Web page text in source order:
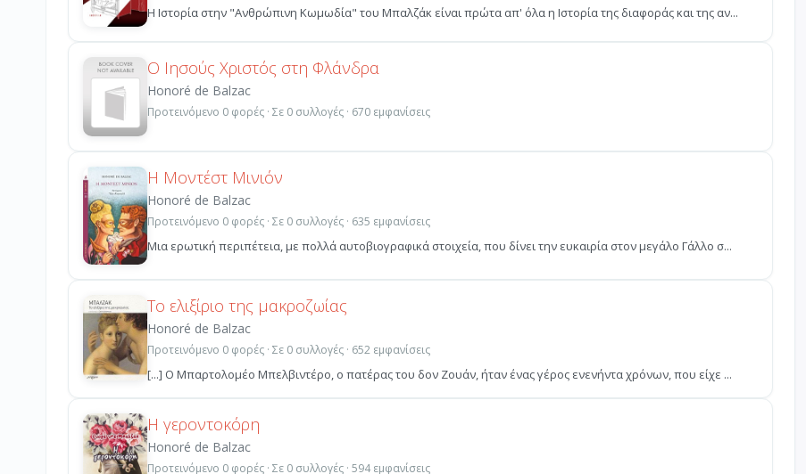
Η Ιστορία στην "Ανθρώπινη Κωμωδία" του Μπαλζάκ είναι πρώτα απ' όλα η Ιστορία της διαφοράς και της αν...
Ο Ιησούς Χριστός στη Φλάνδρα
Honoré de Balzac
Προτεινόμενο 0 φορές · Σε 0 συλλογές · 670 εμφανίσεις
Η Μοντέστ Μινιόν
Honoré de Balzac
Προτεινόμενο 0 φορές · Σε 0 συλλογές · 635 εμφανίσεις
Μια ερωτική περιπέτεια, με πολλά αυτοβιογραφικά στοιχεία, που δίνει την ευκαιρία στον μεγάλο Γάλλο σ...
Το ελιξίριο της μακροζωίας
Honoré de Balzac
Προτεινόμενο 0 φορές · Σε 0 συλλογές · 652 εμφανίσεις
[...] Ο Μπαρτολομέο Μπελβιντέρο, ο πατέρας του δον Ζουάν, ήταν ένας γέρος ενενήντα χρόνων, που είχε ...
Η γεροντοκόρη
Honoré de Balzac
Προτεινόμενο 0 φορές · Σε 0 συλλογές · 594 εμφανίσεις